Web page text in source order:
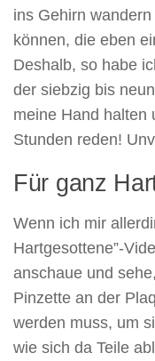
ins Gehirn
können, die eben
Deshalb, so habe
der siebzig bis
meine Hand halten
Stunden reden!
Für ganz
Wenn ich mir
Hartgesottene”-
anschaue und
Pinzette an der
werden muss, um
wie sich da Teile